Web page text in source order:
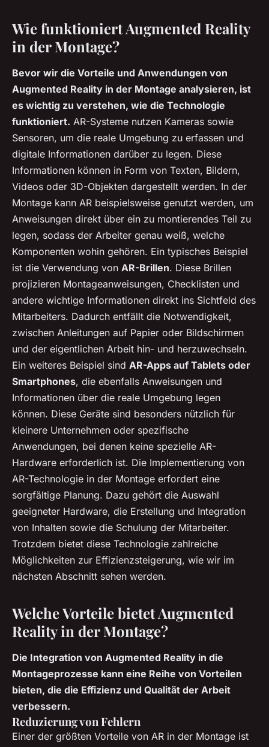
Wie funktioniert Augmented Reality
in der Montage?
Bevor wir die Vorteile und Anwendungen von
Augmented Reality in der Montage analysieren, ist
es wichtig zu verstehen, wie die Technologie
funktioniert. AR-Systeme nutzen Kameras sowie
Sensoren, um die reale Umgebung zu erfassen und
digitale Informationen darüber zu legen. Diese
Informationen können in Form von Texten, Bildern,
Videos oder 3D-Objekten dargestellt werden. In der
Montage kann AR beispielsweise genutzt werden, um
Anweisungen direkt über ein zu montierendes Teil zu
legen, sodass der Arbeiter genau weiß, welche
Komponenten wohin gehören. Ein typisches Beispiel
ist die Verwendung von AR-Brillen. Diese Brillen
projizieren Montageanweisungen, Checklisten und
andere wichtige Informationen direkt ins Sichtfeld des
Mitarbeiters. Dadurch entfällt die Notwendigkeit,
zwischen Anleitungen auf Papier oder Bildschirmen
und der eigentlichen Arbeit hin- und herzuwechseln.
Ein weiteres Beispiel sind AR-Apps auf Tablets oder
Smartphones, die ebenfalls Anweisungen und
Informationen über die reale Umgebung legen
können. Diese Geräte sind besonders nützlich für
kleinere Unternehmen oder spezifische
Anwendungen, bei denen keine spezielle AR-
Hardware erforderlich ist. Die Implementierung von
AR-Technologie in der Montage erfordert eine
sorgfältige Planung. Dazu gehört die Auswahl
geeigneter Hardware, die Erstellung und Integration
von Inhalten sowie die Schulung der Mitarbeiter.
Trotzdem bietet diese Technologie zahlreiche
Möglichkeiten zur Effizienzsteigerung, wie wir im
nächsten Abschnitt sehen werden.
Welche Vorteile bietet Augmented
Reality in der Montage?
Die Integration von Augmented Reality in die
Montageprozesse kann eine Reihe von Vorteilen
bieten, die die Effizienz und Qualität der Arbeit
verbessern.
Reduzierung von Fehlern
Einer der größten Vorteile von AR in der Montage ist